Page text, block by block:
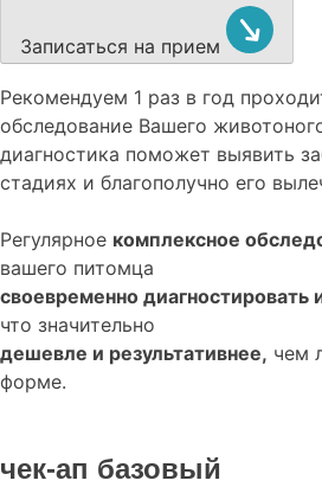
Записаться на прием
Рекомендуем 1 раз в год
обследование Вашего
диагностика поможет выявить
стадиях и благополучно его
Регулярное комплексное
вашего питомца
своевременно диагностировать
что значительно
дешевле и результативнее, чем
форме.
чек-ап базовый